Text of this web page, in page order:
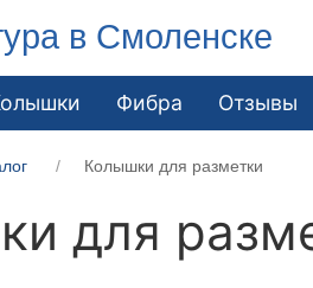
в Смоленске
Фибра Отзывы
Колышки для разметки
для